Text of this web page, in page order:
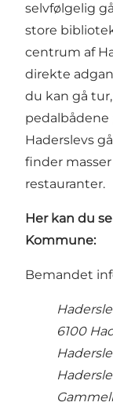
selvfølgelig
store
centrum af
direkte
du kan gå
pedalbådene
Haderslevs
finder
restauranter.
Her kan du
Kommune:
Bemandet
6100